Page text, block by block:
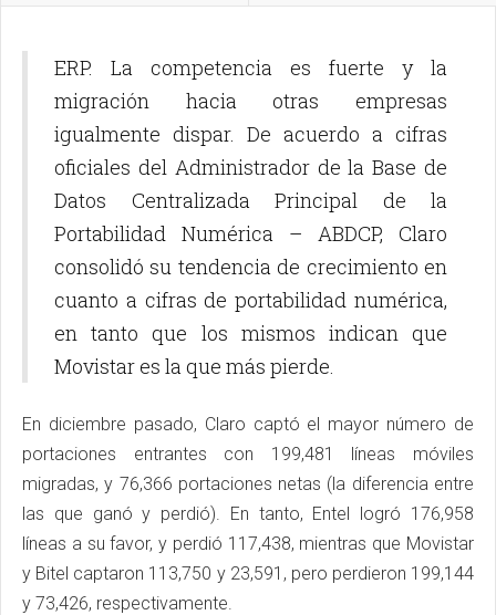
ERP. La competencia es fuerte y la
migración hacia otras empresas
igualmente dispar. De acuerdo a cifras
oficiales del Administrador de la Base de
Datos Centralizada Principal de la
Portabilidad Numérica – ABDCP, Claro
consolidó su tendencia de crecimiento en
cuanto a cifras de portabilidad numérica,
en tanto que los mismos indican que
Movistar es la que más pierde.
En diciembre pasado, Claro captó el mayor número de
portaciones entrantes con 199,481 líneas móviles
migradas, y 76,366 portaciones netas (la diferencia entre
las que ganó y perdió). En tanto, Entel logró 176,958
líneas a su favor, y perdió 117,438, mientras que Movistar
y Bitel captaron 113,750 y 23,591, pero perdieron 199,144
y 73,426, respectivamente.